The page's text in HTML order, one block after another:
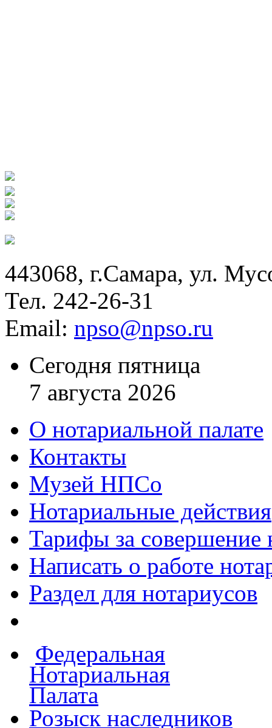
443068, г.Самара, ул.
Тел. 242-26-31
Email: npso@npso.ru
Сегодня пятница
7 августа 2026
О нотариальной палате
Контакты
Музей НПСо
Нотариальные действия
Тарифы за совершение
Написать о работе
Раздел для нотариусов
Федеральная
Нотариальная
Палата
Розыск наследников